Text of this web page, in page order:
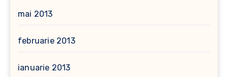
mai 2013
februarie 2013
ianuarie 2013